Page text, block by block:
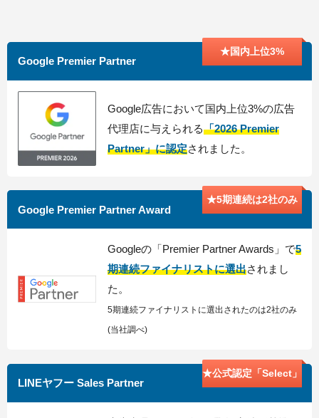
Google Premier Partner
★国内上位3%
Google広告において国内上位3%の広告
代理店に与えられる「2026 Premier
Partner」に認定されました。
Google Premier Partner Award
★5期連続は2社のみ
Googleの「Premier Partner Awards」で5
期連続ファイナリストに選出されまし
た。
5期連続ファイナリストに選出されたのは2社のみ
(当社調べ)
LINEヤフー Sales Partner
★公式認定「Select」